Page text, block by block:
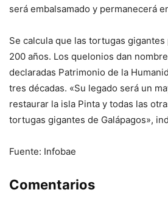
será embalsamado y permanecerá
Se calcula que las tortugas
200 años. Los quelonios dan
declaradas Patrimonio de la
tres décadas. «Su legado será un
restaurar la isla Pinta y todas las
tortugas gigantes de Galápagos»,
Fuente: Infobae
Comentarios